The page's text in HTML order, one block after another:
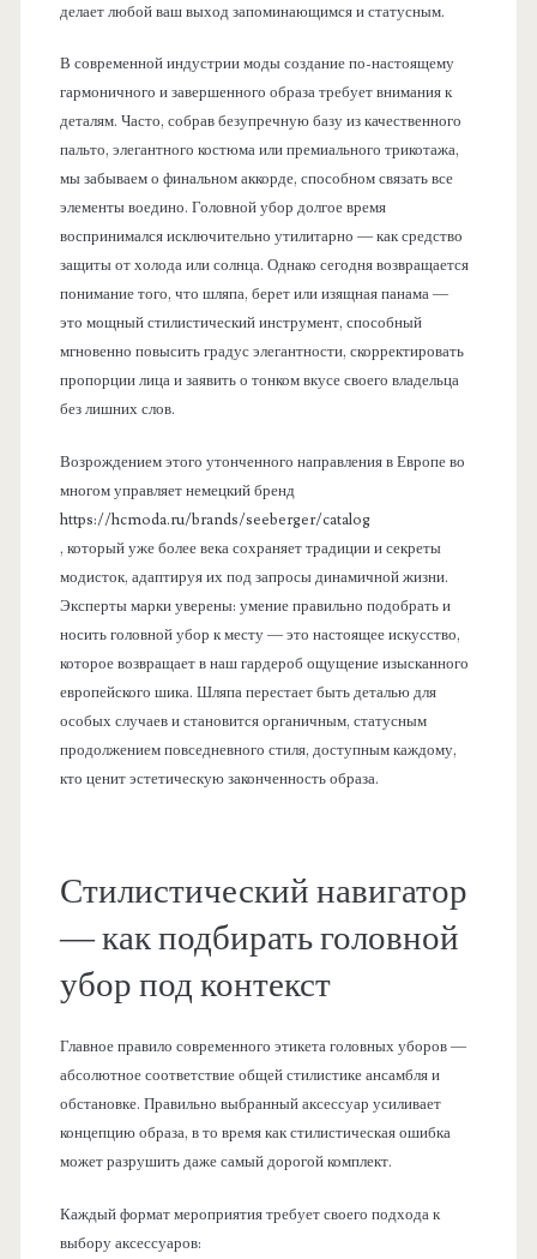
делает любой ваш выход запоминающимся и статусным.
В современной индустрии моды создание по-настоящему
гармоничного и завершенного образа требует внимания к
деталям. Часто, собрав безупречную базу из качественного
пальто, элегантного костюма или премиального трикотажа,
мы забываем о финальном аккорде, способном связать все
элементы воедино. Головной убор долгое время
воспринимался исключительно утилитарно — как средство
защиты от холода или солнца. Однако сегодня возвращается
понимание того, что шляпа, берет или изящная панама —
это мощный стилистический инструмент, способный
мгновенно повысить градус элегантности, скорректировать
пропорции лица и заявить о тонком вкусе своего владельца
без лишних слов.
Возрождением этого утонченного направления в Европе во
многом управляет немецкий бренд
https://hcmoda.ru/brands/seeberger/catalog
, который уже более века сохраняет традиции и секреты
модисток, адаптируя их под запросы динамичной жизни.
Эксперты марки уверены: умение правильно подобрать и
носить головной убор к месту — это настоящее искусство,
которое возвращает в наш гардероб ощущение изысканного
европейского шика. Шляпа перестает быть деталью для
особых случаев и становится органичным, статусным
продолжением повседневного стиля, доступным каждому,
кто ценит эстетическую законченность образа.
Стилистический навигатор
— как подбирать головной
убор под контекст
Главное правило современного этикета головных уборов —
абсолютное соответствие общей стилистике ансамбля и
обстановке. Правильно выбранный аксессуар усиливает
концепцию образа, в то время как стилистическая ошибка
может разрушить даже самый дорогой комплект.
Каждый формат мероприятия требует своего подхода к
выбору аксессуаров: